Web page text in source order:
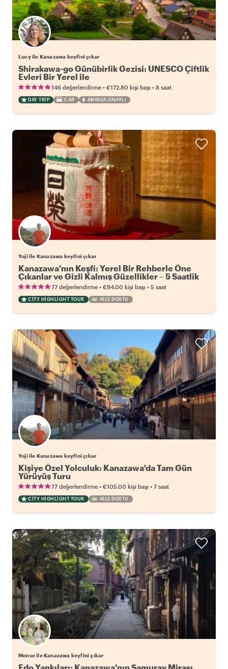
Lucy ile Kanazawa keyfini çıkar
Shirakawa-go Günübirlik Gezisi: UNESCO Çiftlik
Evleri Bir Yerel ile
146 değerlendirme • €172.80 kişi başı • 8 saat
DAY TRIP CAR ANINDA ONAYLI
Yoji ile Kanazawa keyfini çıkar
Kanazawa'nın Keşfi: Yerel Bir Rehberle Öne
Çıkanlar ve Gizli Kalmış Güzellikler – 5 Saatlik
Tur
77 değerlendirme • €84.00 kişi başı • 5 saat
CITY HIGHLIGHT TOUR AILE DOSTU
Yoji ile Kanazawa keyfini çıkar
Kişiye Özel Yolculuk: Kanazawa'da Tam Gün
Yürüyüş Turu
77 değerlendirme • €105.00 kişi başı • 7 saat
CITY HIGHLIGHT TOUR AILE DOSTU
Monse ile Kanazawa keyfini çıkar
Edo Yankıları: Kanazawa'nın Samuray Mirası